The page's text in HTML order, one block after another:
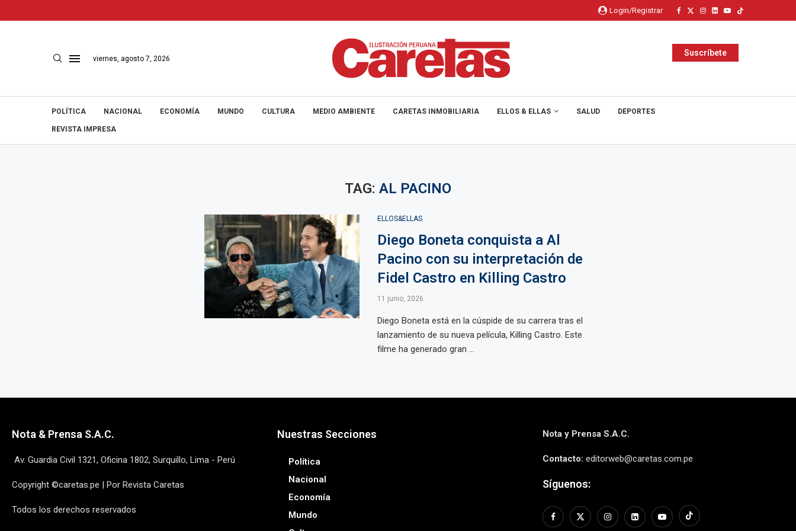
Login/Registrar
viernes, agosto 7, 2026
Suscríbete
POLÍTICA NACIONAL ECONOMÍA MUNDO CULTURA MEDIO AMBIENTE CARETAS INMOBILIARIA ELLOS & ELLAS SALUD DEPORTES
REVISTA IMPRESA
TAG: AL PACINO
ELLOS&ELLAS
Diego Boneta conquista a Al
Pacino con su interpretación de
Fidel Castro en Killing Castro
11 junio, 2026
Diego Boneta está en la cúspide de su carrera tras el
lanzamiento de su nueva película, Killing Castro. Este
filme ha generado gran ...
Nota & Prensa S.A.C.
Av. Guardia Civil 1321, Oficina 1802, Surquillo, Lima - Perú
Copyright ©caretas.pe | Por Revista Caretas
Todos los derechos reservados
Nuestras Secciones
Política
Nacional
Economía
Mundo
Nota y Prensa S.A.C.
Contacto: editorweb@caretas.com.pe
Síguenos: